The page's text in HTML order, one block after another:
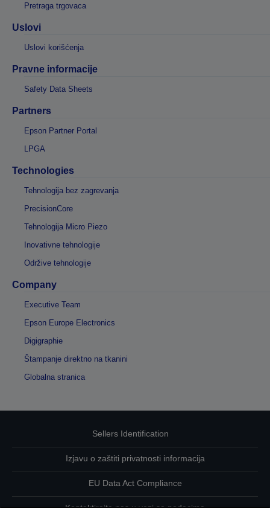
Pretraga trgovaca
Uslovi
Uslovi korišćenja
Pravne informacije
Safety Data Sheets
Partners
Epson Partner Portal
LPGA
Technologies
Tehnologija bez zagrevanja
PrecisionCore
Tehnologija Micro Piezo
Inovativne tehnologije
Održive tehnologije
Company
Executive Team
Epson Europe Electronics
Digigraphie
Štampanje direktno na tkanini
Globalna stranica
Sellers Identification
Izjavu o zaštiti privatnosti informacija
EU Data Act Compliance